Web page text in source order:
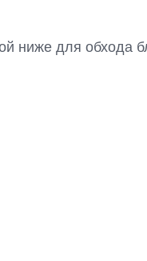
ниже для обхода